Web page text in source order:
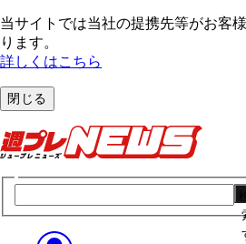
当サイトでは当社の提携先等がお客
ります。
詳しくはこちら
閉じる